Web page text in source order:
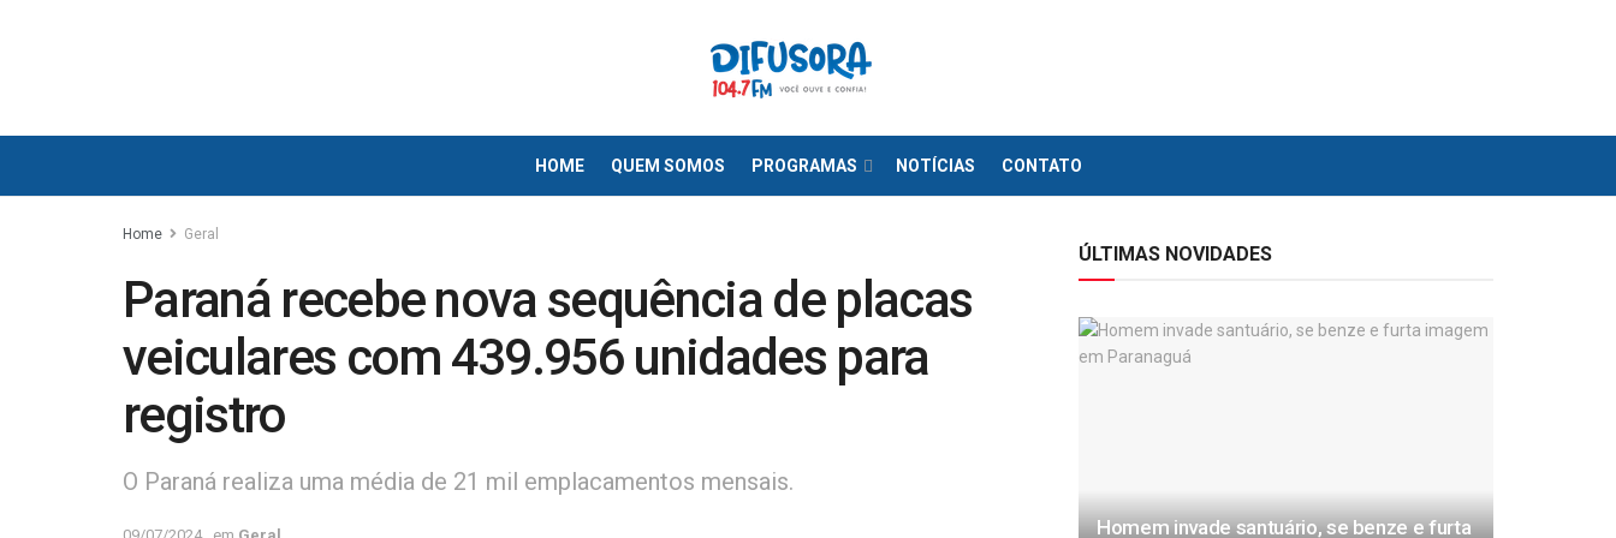
HOME QUEM SOMOS PROGRAMAS NOTÍCIAS CONTATO
Home Geral
Paraná recebe nova sequência de placas
veiculares com 439.956 unidades para
registro
O Paraná realiza uma média de 21 mil emplacamentos mensais.
ÚLTIMAS NOVIDADES
Homem invade santuário, se benze e furta